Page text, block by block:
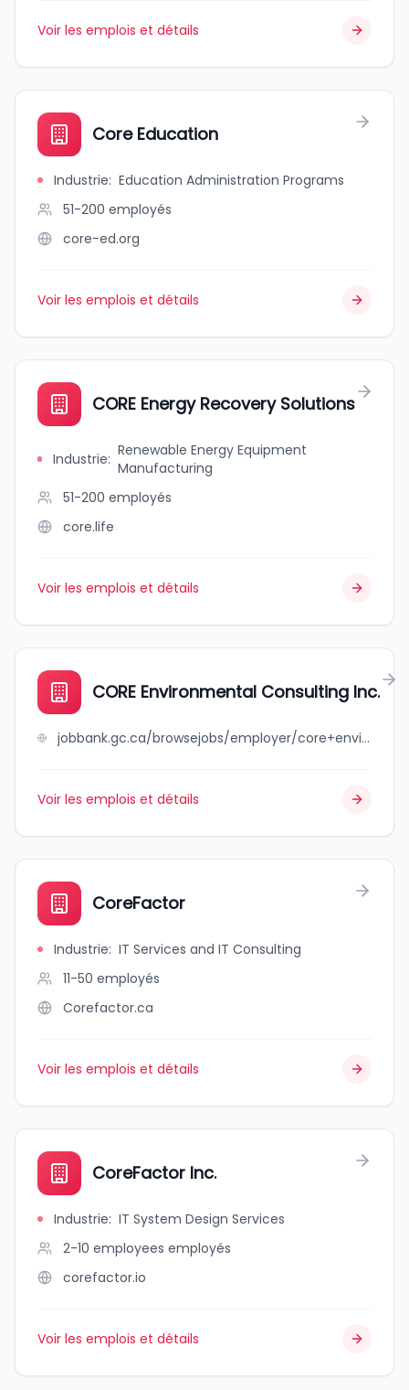
Voir les emplois et détails
Core Education
Industrie: Education Administration Programs
51-200 employés
core-ed.org
Voir les emplois et détails
CORE Energy Recovery Solutions
Industrie: Renewable Energy Equipment
Manufacturing
51-200 employés
core.life
Voir les emplois et détails
CORE Environmental Consulting Inc.
jobbank.gc.ca/browsejobs/employer/core+environmental+consulting+inc./ca
Voir les emplois et détails
CoreFactor
Industrie: IT Services and IT Consulting
11-50 employés
Corefactor.ca
Voir les emplois et détails
CoreFactor Inc.
Industrie: IT System Design Services
2-10 employees employés
corefactor.io
Voir les emplois et détails